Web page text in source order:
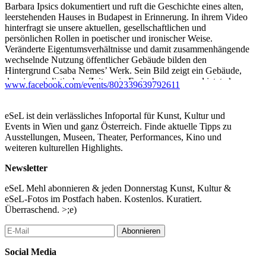
Barbara Ipsics dokumentiert und ruft die Geschichte eines alten,
leerstehenden Hauses in Budapest in Erinnerung. In ihrem Video
hinterfragt sie unsere aktuellen, gesellschaftlichen und
persönlichen Rollen in poetischer und ironischer Weise.
Veränderte Eigentumsverhältnisse und damit zusammenhängende
wechselnde Nutzung öffentlicher Gebäude bilden den
Hintergrund Csaba Nemes’ Werk. Sein Bild zeigt ein Gebäude,
dass in sozialistischen Zeiten ein Ferienhaus war, und jetzt als
Tempel benutzt wird. ?ukasz Stok?osas Malerei, welche sich auf
unzähligen Projektionen in uns bekannte und begehrte Plätze oder
Orte. Die Traumkugeln von Dóra Palatinus hingegen, behandeln
Schauplätze tatsächlicher Verhandlungen, ganz entgegen der
eigentlichen Funktion ihrer Objekte. Sie zeigt zukünftig geplante
Orte der Glückseligkeit. Im Film Fire Followers von Karolina
Bregu?a wiederum, wird die fiktive Geschichte eines Dorfes
heimgesucht wird. Die Katastrophen der Vergangenheit
bestimmen das Leben der Dorfbewohner der Gegenwart in vielen
Details. Was passiert mit einer Gesellschaft wenn sich ihre Werte
Figur eines sehr positiv gestimmten Museumskuratoren, verweist
Rollenbilder der Kunstszene mit vorstellbaren grotesken,
www.facebook.com/events/802339639792611
eSeL ist dein verlässliches Infoportal für Kunst, Kultur und
Events in Wien und ganz Österreich. Finde aktuelle Tipps zu
Ausstellungen, Museen, Theater, Performances, Kino und
weiteren kulturellen Highlights.
Newsletter
eSeL Mehl abonnieren & jeden Donnerstag Kunst, Kultur &
eSeL-Fotos im Postfach haben. Kostenlos. Kuratiert.
Überraschend. >;e)
Abonnieren
Social Media